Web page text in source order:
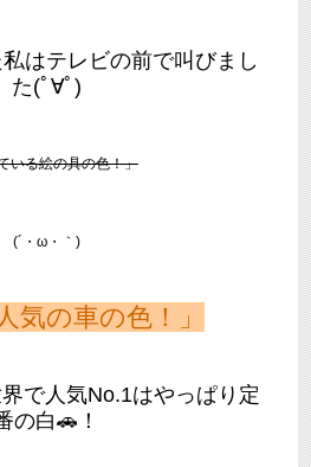
はテレビの前で叫びまし
た(ﾟ∀ﾟ)
いる絵の具の色！」
(´・ω・｀)
気の車の色！」
で人気No.1はやっぱり定
の白🚗！